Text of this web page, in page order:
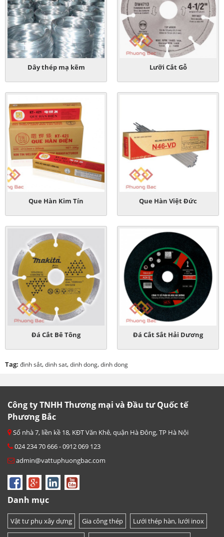
Dây thép mạ kẽm Lưỡi Cắt Gỗ
Que Hàn Kim Tín Que Hàn Việt Đức
Đá Cắt Bê Tông Đá Cắt Sắt Hải Dương
Tag: đinh sắt,dinh sat,dinh dong,dinh dong
Công ty TNHH Thương mại và Đầu tư Quốc tế
Phương Bắc
Số nhà 7, liền kề 18, KĐT Văn Khê, quận Hà Đông, TP Hà Nội
024 234 70 666 - 0912 069 123
admin@vattuphuongbac.com
Danh mục
Vật tư phụ xây dựng Gia công thép Lưới thép hàn, lưới inox